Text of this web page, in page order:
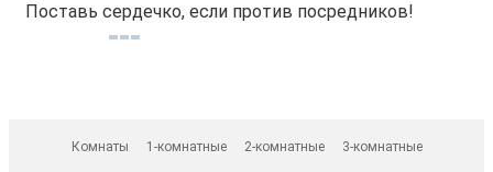
Поставь сердечко, если против посредников!
Комнаты 1-комнатные 2-комнатные 3-комнатные